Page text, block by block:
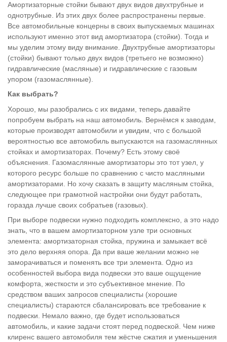
Амортизаторные стойки бывают двух видов двухтрубные и
однотрубные. Из этих двух более распространены первые.
Все автомобильные концерны в своих выпускаемых машинах
используют именно этот вид амортизатора (стойки). Тогда и
мы уделим этому виду внимание. Двухтрубные амортизаторы
(стойки) бывают только двух видов (третьего не возможно)
гидравлические (масляные) и гидравлические с газовым
упором (газомаслянные).
Как выбрать?
Хорошо, мы разобрались с их видами, теперь давайте
попробуем выбрать на наш автомобиль. Вернёмся к заводам,
которые производят автомобили и увидим, что с большой
вероятностью все автомобиль выпускаются на газомаслянных
стойках и амортизаторах. Почему? Есть этому своё
объяснения. Газомаслянные амортизаторы это тот узел, у
которого ресурс больше по сравнению с чисто масляными
амортизаторами. Но хочу сказать в защиту масляным стойка,
следующее при грамотной настройки они будут работать,
горазда лучше своих собратьев (газовых).
При выборе подвески нужно подходить комплексно, а это надо
знать, что в вашем амортизаторном узле три основных
элемента: амортизаторная стойка, пружина и замыкает всё
это дело верхняя опора. Да при ваше желании можно не
заморачиваться и поменять все три элемента. Одно из
особенностей выбора вида подвески это ваше ощущение
комфорта, жесткости и это субъективное мнение. По
средством ваших запросов специалисты (хорошие
специалисты) стараются сбалансировать все требование к
подвески. Немало важно, где будет использоваться
автомобиль, и какие задачи стоят перед подвеской. Чем ниже
клиренс вашего автомобиля тем жёстче сжатия и уменьшения